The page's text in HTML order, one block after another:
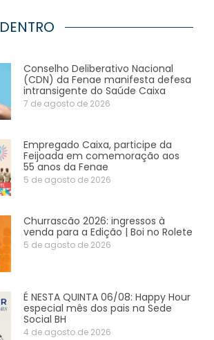
DENTRO
Conselho Deliberativo Nacional
(CDN) da Fenae manifesta defesa
intransigente do Saúde Caixa
7 de agosto de 2026
Empregado Caixa, participe da
Feijoada em comemoração aos
55 anos da Fenae
5 de agosto de 2026
Churrascão 2026: ingressos à
venda para a Edição | Boi no Rolete
5 de agosto de 2026
É NESTA QUINTA 06/08: Happy Hour
especial mês dos pais na Sede
Social BH
4 de agosto de 2026